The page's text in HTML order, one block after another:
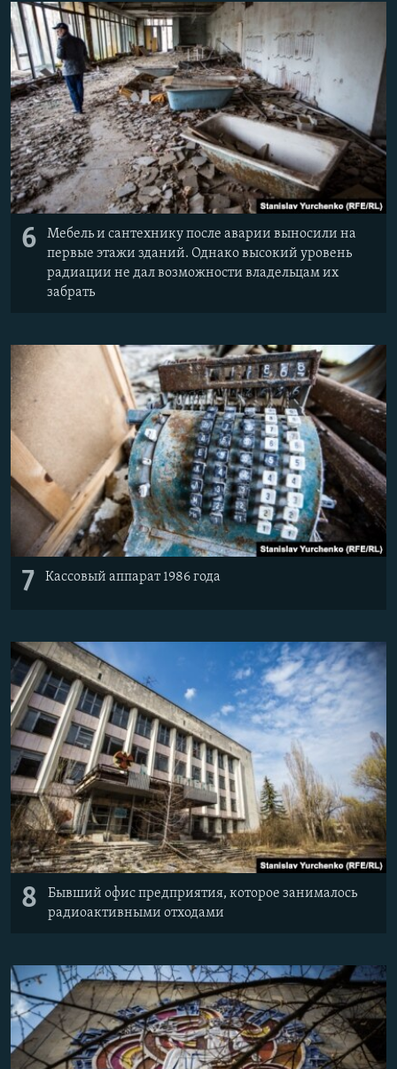
6
Мебель и сантехнику после аварии выносили на
первые этажи зданий. Однако высокий уровень
радиации не дал возможности владельцам их
забрать
7 Кассовый аппарат 1986 года
8
Бывший офис предприятия, которое занималось
радиоактивными отходами